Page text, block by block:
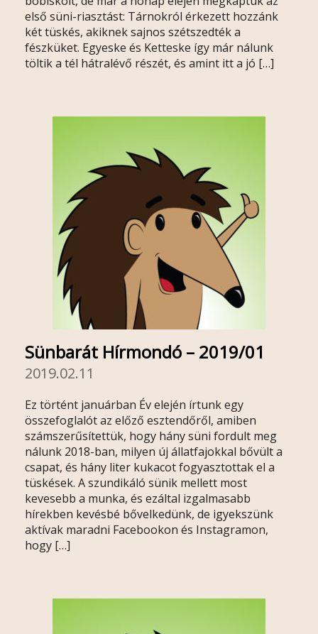
első süni-riasztást: Tárnokról érkezett hozzánk
két tüskés, akiknek sajnos szétszedték a
fészküket. Egyeske és Ketteske így már nálunk
töltik a tél hátralévő részét, és amint itt a jó […]
Sünbarát Hírmondó – 2019/01
2019.02.11
Ez történt januárban Év elején írtunk egy
összefoglalót az előző esztendőről, amiben
számszerűsítettük, hogy hány süni fordult meg
nálunk 2018-ban, milyen új állatfajokkal bővült a
csapat, és hány liter kukacot fogyasztottak el a
tüskések. A szundikáló sünik mellett most
kevesebb a munka, és ezáltal izgalmasabb
hírekben kevésbé bővelkedünk, de igyekszünk
aktívak maradni Facebookon és Instagramon,
hogy […]